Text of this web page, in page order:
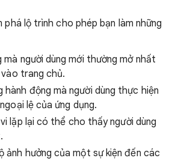
phá lộ trình cho phép bạn làm những
mà người dùng mới thường mở nhất
trang chủ.
hành động mà người dùng thực hiện
lệ của ứng dụng.
lặp lại có thể cho thấy người dùng
ảnh hưởng của một sự kiện đến các